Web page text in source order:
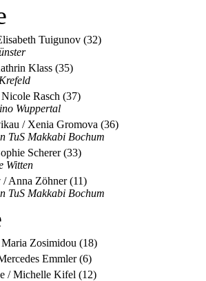
Tuigunov (32)
Klass (35)
Rasch (37)
Wuppertal
/ Xenia Gromova (36)
TuS Makkabi Bochum
Scherer (33)
Witten
Anna Zöhner (11)
TuS Makkabi Bochum
Zosimidou (18)
Emmler (6)
/ Michelle Kifel (12)